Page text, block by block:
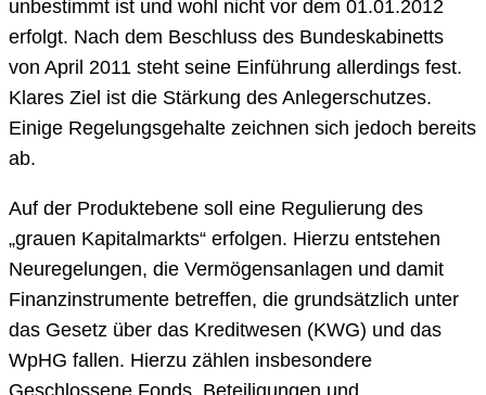
unbestimmt ist und wohl nicht vor dem 01.01.2012
erfolgt. Nach dem Beschluss des Bundeskabinetts
von April 2011 steht seine Einführung allerdings fest.
Klares Ziel ist die Stärkung des Anlegerschutzes.
Einige Regelungsgehalte zeichnen sich jedoch bereits
ab.
Auf der Produktebene soll eine Regulierung des
„grauen Kapitalmarkts“ erfolgen. Hierzu entstehen
Neuregelungen, die Vermögensanlagen und damit
Finanzinstrumente betreffen, die grundsätzlich unter
das Gesetz über das Kreditwesen (KWG) und das
WpHG fallen. Hierzu zählen insbesondere